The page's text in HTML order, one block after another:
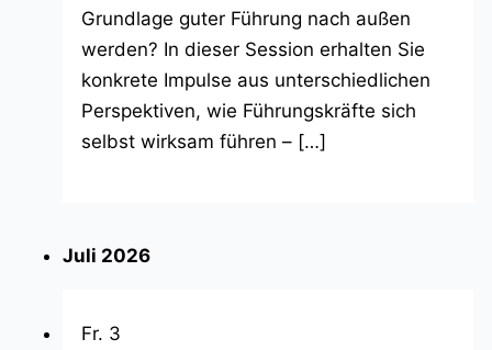
Grundlage guter Führung nach außen
werden? In dieser Session erhalten Sie
konkrete Impulse aus unterschiedlichen
Perspektiven, wie Führungskräfte sich
selbst wirksam führen – […]
Juli 2026
Fr. 3